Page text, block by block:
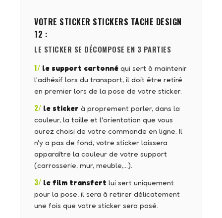
VOTRE STICKER STICKERS TACHE DESIGN
12 :
LE STICKER SE DÉCOMPOSE EN 3 PARTIES
1/ le support cartonné qui sert à maintenir
l'adhésif lors du transport, il doit être retiré
en premier lors de la pose de votre sticker.
2/ le sticker à proprement parler, dans la
couleur, la taille et l'orientation que vous
aurez choisi de votre commande en ligne. Il
n'y a pas de fond, votre sticker laissera
apparaître la couleur de votre support
(carrosserie, mur, meuble,…).
3/ le film transfert lui sert uniquement
pour la pose, il sera à retirer délicatement
une fois que votre sticker sera posé.